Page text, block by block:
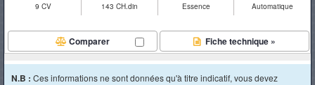
9 CV 143 CH.din Essence Automatique
Fiche technique »
Comparer
N.B : Ces informations ne sont données qu'à titre indicatif, vous devez